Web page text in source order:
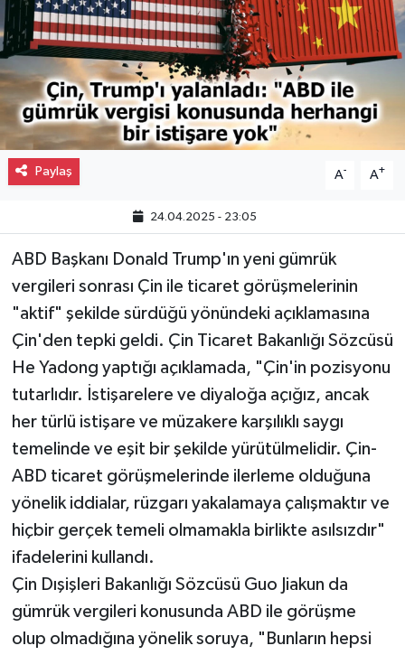
Paylaş A- A+
24.04.2025 - 23:05
ABD Başkanı Donald Trump'ın yeni gümrük
vergileri sonrası Çin ile ticaret görüşmelerinin
"aktif" şekilde sürdüğü yönündeki açıklamasına
Çin'den tepki geldi. Çin Ticaret Bakanlığı Sözcüsü
He Yadong yaptığı açıklamada, "Çin'in pozisyonu
tutarlıdır. İstişarelere ve diyaloğa açığız, ancak
her türlü istişare ve müzakere karşılıklı saygı
temelinde ve eşit bir şekilde yürütülmelidir. Çin-
ABD ticaret görüşmelerinde ilerleme olduğuna
yönelik iddialar, rüzgarı yakalamaya çalışmaktır ve
hiçbir gerçek temeli olmamakla birlikte asılsızdır"
ifadelerini kullandı.
Çin Dışişleri Bakanlığı Sözcüsü Guo Jiakun da
gümrük vergileri konusunda ABD ile görüşme
olup olmadığına yönelik soruya, "Bunların hepsi
Spor
Eğitim